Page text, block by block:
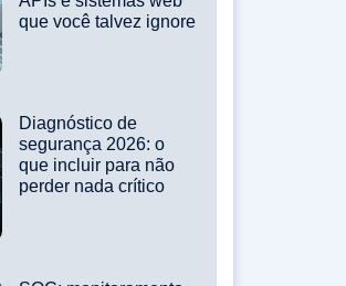
que você talvez ignore
Diagnóstico de
segurança 2026: o
que incluir para não
perder nada crítico